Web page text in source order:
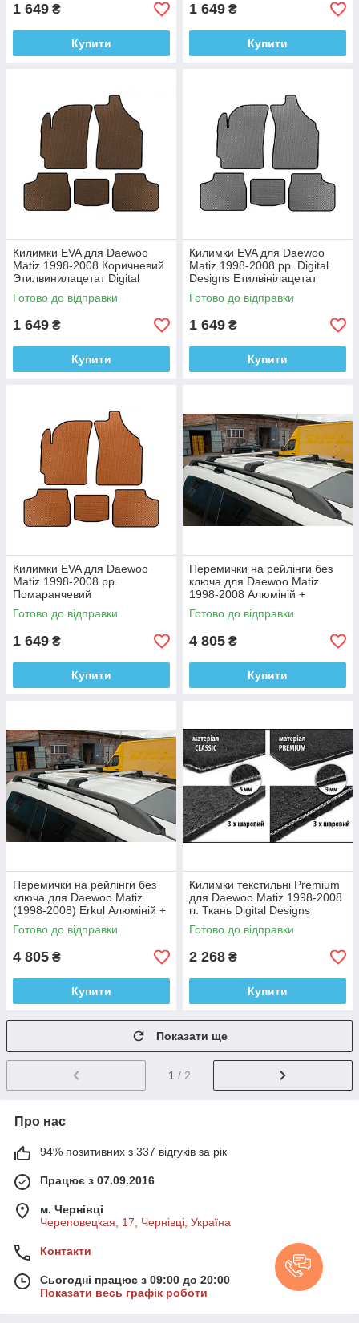
1 649 ₴
Купити
1 649 ₴
Купити
Килимки EVA для Daewoo
Matiz 1998-2008 Коричневий
Этилвинилацетат Digital
Designs
Готово до відправки
1 649 ₴
Купити
Килимки EVA для Daewoo
Matiz 1998-2008 рр. Digital
Designs Етилвінілацетат
Готово до відправки
1 649 ₴
Купити
Килимки EVA для Daewoo
Matiz 1998-2008 рр.
Помаранчевий
Етилвінілацетат Digital
Designs
Готово до відправки
1 649 ₴
Купити
Перемички на рейлінги без
ключа для Daewoo Matiz
1998-2008 Алюміній +
пластик (2 шт)
Готово до відправки
4 805 ₴
Купити
Перемички на рейлінги без
ключа для Daewoo Matiz
(1998-2008) Erkul Алюміній +
пластик (2 шт)
Готово до відправки
4 805 ₴
Купити
Килимки текстильні Premium
для Daewoo Matiz 1998-2008
гг. Ткань Digital Designs
Готово до відправки
2 268 ₴
Купити
Показати ще
1 / 2
Про нас
94% позитивних з 337 відгуків за рік
Працює з 07.09.2016
м. Чернівці
Череповецкая, 17, Чернівці, Україна
Контакти
Сьогодні працює з 09:00 до 20:00
Показати весь графік роботи